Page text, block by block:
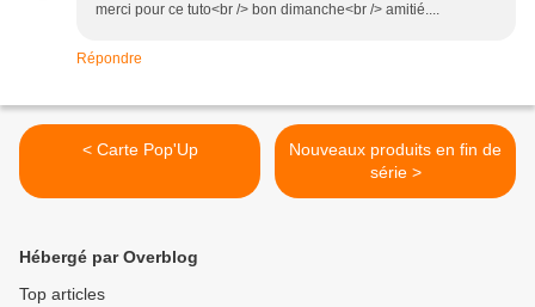
merci pour ce tuto<br /> bon dimanche<br /> amitié....
Répondre
< Carte Pop'Up
Nouveaux produits en fin de
série >
Hébergé par Overblog
Top articles